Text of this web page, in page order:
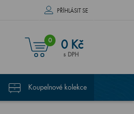
PŘÍHLÁSIT SE
0 0 Kč
s DPH
Koupelnové kolekce